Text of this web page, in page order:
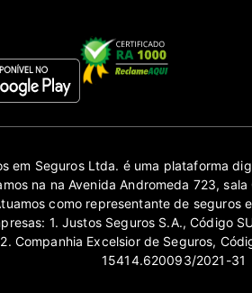
em Seguros Ltda. é uma plataforma
na na Avenida Andromeda 723,
como representante de seguros
1. Justos Seguros S.A., Código
Companhia Excelsior de Seguros,
15414.620093/2021-31